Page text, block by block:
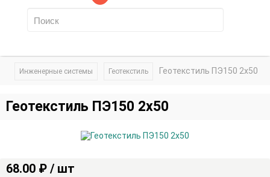
Инженерные системы Геотекстиль Геотекстиль ПЭ150 2х50
Геотекстиль ПЭ150 2х50
68.00 ₽ / шт